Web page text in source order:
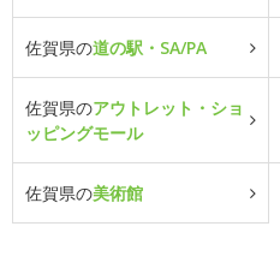
佐賀県の道の駅・SA/PA
佐賀県のアウトレット・ショ
ッピングモール
佐賀県の美術館